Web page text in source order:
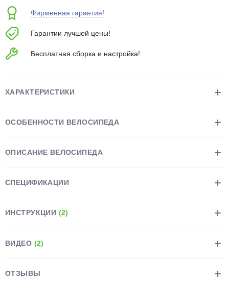
Фирменная гарантия!
Гарантии лучшей цены!
Бесплатная сборка и настройка!
ХАРАКТЕРИСТИКИ
ОСОБЕННОСТИ ВЕЛОСИПЕДА
ОПИСАНИЕ ВЕЛОСИПЕДА
СПЕЦИФИКАЦИИ
ИНСТРУКЦИИ (2)
ВИДЕО (2)
ОТЗЫВЫ
Остались вопросы?